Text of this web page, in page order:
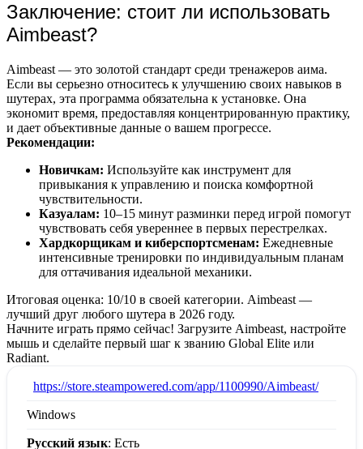
Заключение: стоит ли использовать
Aimbeast?
Aimbeast — это золотой стандарт среди тренажеров аима.
Если вы серьезно относитесь к улучшению своих навыков в
шутерах, эта программа обязательна к установке. Она
экономит время, предоставляя концентрированную практику,
и дает объективные данные о вашем прогрессе.
Рекомендации:
Новичкам: Используйте как инструмент для
привыкания к управлению и поиска комфортной
чувствительности.
Казуалам: 10–15 минут разминки перед игрой помогут
чувствовать себя увереннее в первых перестрелках.
Хардкорщикам и киберспортсменам: Ежедневные
интенсивные тренировки по индивидуальным планам
для оттачивания идеальной механики.
Итоговая оценка: 10/10 в своей категории. Aimbeast —
лучший друг любого шутера в 2026 году.
Начните играть прямо сейчас! Загрузите Aimbeast, настройте
мышь и сделайте первый шаг к званию Global Elite или
Radiant.
https://store.steampowered.com/app/1100990/Aimbeast/
Windows
Русский язык: Есть